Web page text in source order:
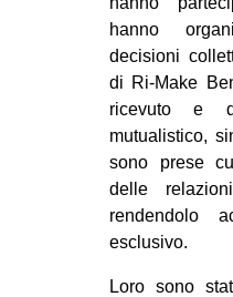
hanno
decisioni
di Ri-Make
ricevuto e
mutualistico,
sono prese
delle
rendendolo
esclusivo.
Loro sono